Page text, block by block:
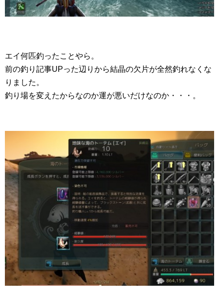
エイ何匹釣ったことやら。
前の釣り記事UPった辺りから結晶の欠片が全然釣れなくな
りました。
釣り場を変えたからなのか運が悪いだけなのか・・・。